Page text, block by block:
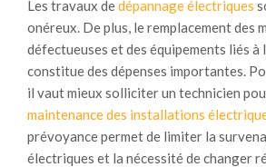
Les travaux dedépannage électriques
onéreux. De plus, le remplacement des
défectueuses et des équipements liés à
constitue des dépenses importantes.
il vaut mieux solliciter un technicien
maintenance des installations
prévoyance permet de limiter la
électriques et la nécessité de changer